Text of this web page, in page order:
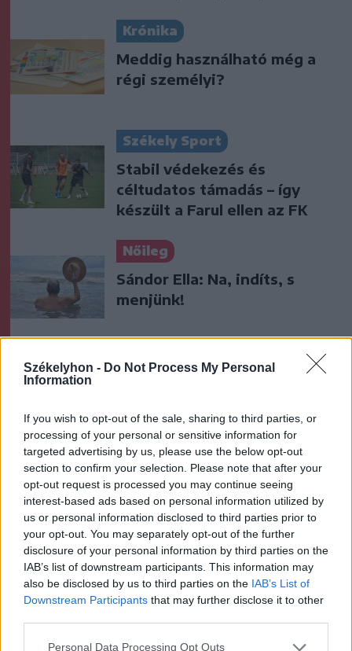
Székelyhon - Do Not Process My Personal
Information
If you wish to opt-out of the sale, sharing to third parties, or
processing of your personal or sensitive information for
targeted advertising by us, please use the below opt-out
section to confirm your selection. Please note that after your
opt-out request is processed you may continue seeing
interest-based ads based on personal information utilized by
us or personal information disclosed to third parties prior to
your opt-out. You may separately opt-out of the further
disclosure of your personal information by third parties on the
IAB’s list of downstream participants. This information may
also be disclosed by us to third parties on the IAB’s List of
Downstream Participants that may further disclose it to other
Personal Data Processing Opt Outs
Krónika
Meddig használható még a
régi személyi?
Székely Sport
Stabil védekezés és
céltudatos támadás – így
készült a Farul ellen az FK
Nőileg
Sándor Ella: Na, indíts, s
menjünk!
A rovat további cikkei